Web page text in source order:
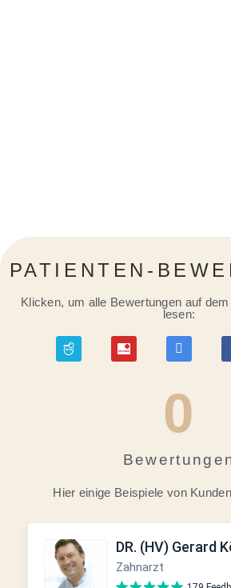
PATIENTEN-
Klicken, um alle Bewertungen auf
lesen:
0
Hier einige Beispiele von